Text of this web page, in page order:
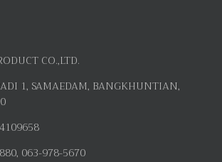
CO.,LTD.
1, SAMAEDAM, BANGKHUNTIAN,
063-978-5670